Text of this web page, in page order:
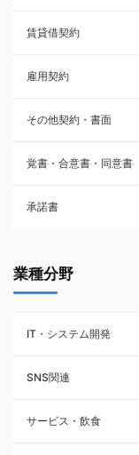
売買契約
株主総会議事録・関連
請負契約
フランチャイズ契約
賃貸借契約
賃貸借契約
雇用契約
その他契約・書面
覚書・合意書・同意書
承諾書
業種分野
IT・システム開発
SNS関連
サービス・飲食